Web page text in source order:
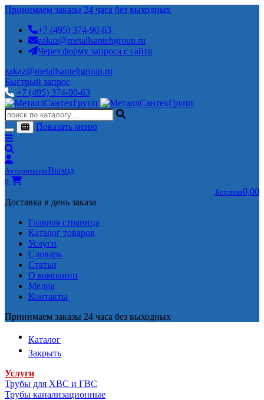
Принимаем заказы 24 часа без выходных
+7 (495) 374-90-63
zakaz@metallsantehgroup.ru
Через форму запроса с сайта
zakaz@metallsantehgroup.ru
Быстрый запрос
+7 (495) 374-90-63
Показать меню
АвторизацияВыход
0
Корзина0,00
Доставка в день заказа
Главная страница
Каталог товаров
Услуги
Словарь
Статьи
О компании
Медиа
Контакты
Принимаем заказы 24 часа без выходных
Каталог
Закрыть
Услуги
Трубы для ХВС и ГВС
Трубы канализационные